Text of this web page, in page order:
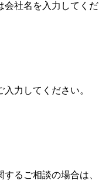
社名を入力してくだ
力してください。
するご相談の場合は、